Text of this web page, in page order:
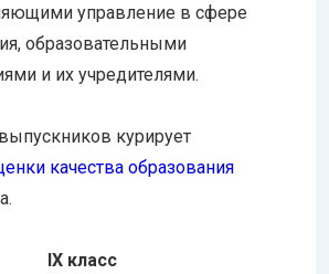
управление в сфере
образовательными
и их учредителями.
курирует
качества образования
IX класс